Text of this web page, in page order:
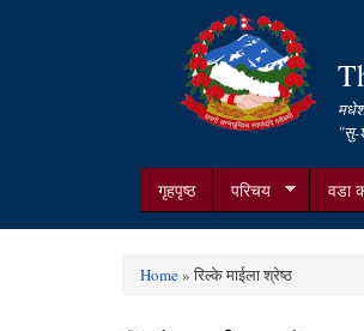
"सु-
गृहपृष्ठ परिचय वडा
Home» रिल्के माईला श्रेष्ठ